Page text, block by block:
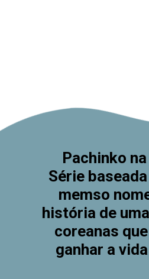
Pachinko
Série
memso
história de
coreanas
ganhar a